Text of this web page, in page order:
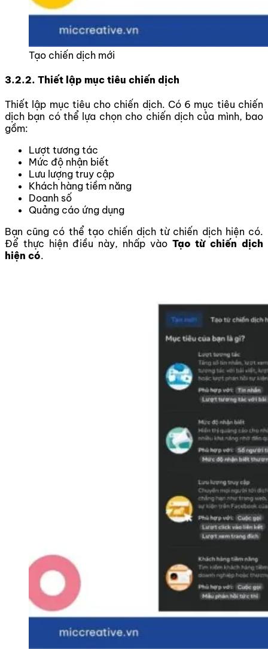
Tạo chiến dịch mới
3.2.2. Thiết lập mục tiêu chiến dịch
Thiết lập mục tiêu cho chiến dịch. Có 6 mục tiêu chiến
dịch bạn có thể lựa chọn cho chiến dịch của mình, bao
gồm:
Lượt tương tác
Mức độ nhận biết
Lưu lượng truy cập
Khách hàng tiềm năng
Doanh số
Quảng cáo ứng dụng
Bạn cũng có thể tạo chiến dịch từ chiến dịch hiện có.
Để thực hiện điều này, nhấp vào Tạo từ chiến dịch
hiện có.